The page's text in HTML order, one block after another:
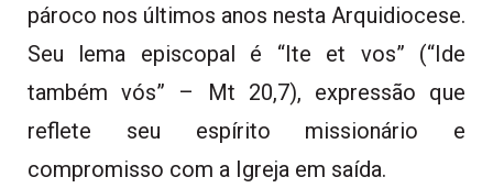
pároco nos últimos anos nesta Arquidiocese.
Seu lema episcopal é “Ite et vos” (“Ide
também vós” – Mt 20,7), expressão que
reflete seu espírito missionário e
compromisso com a Igreja em saída.